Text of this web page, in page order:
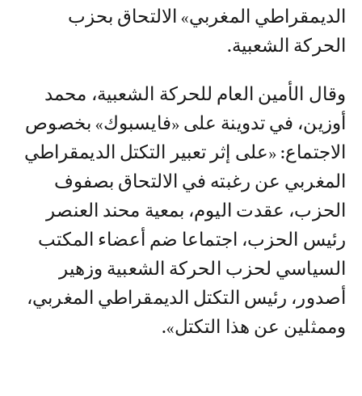
الديمقراطي المغربي» الالتحاق بحزب
الحركة الشعبية.
وقال الأمين العام للحركة الشعبية، محمد
أوزين، في تدوينة على «فايسبوك» بخصوص
الاجتماع: «على إثر تعبير التكتل الديمقراطي
المغربي عن رغبته في الالتحاق بصفوف
الحزب، عقدت اليوم، بمعية محند العنصر
رئيس الحزب، اجتماعا ضم أعضاء المكتب
السياسي لحزب الحركة الشعبية وزهير
أصدور، رئيس التكتل الديمقراطي المغربي،
وممثلين عن هذا التكتل».